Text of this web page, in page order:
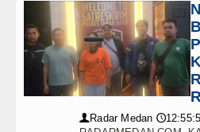
👤 Radar Medan 🕔